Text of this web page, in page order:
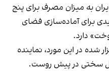
به میزان مصرف برای پنج
برای آماده‌سازی فضای
دارد.
شده در این مورد، نماینده
سختی در پیش روست.